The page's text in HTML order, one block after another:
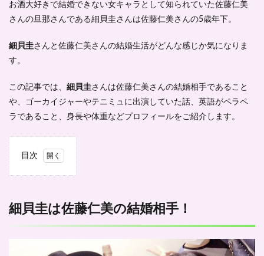
お酒大好きで結婚できない女キャラとして知られていた佐藤仁美
さんの旦那さんである細貝圭さんは佐藤仁美さんの5歳年下。
細貝圭さんと佐藤仁美さんの結婚生活がどんな感じか気になりま
す。
この記事では、 細貝圭さんは佐藤仁美さんの結婚相手であること
や、ゴーカイジャーやテニミュに出演していた話、英語がペラペ
ラであること、身長や体重などプロフィールをご紹介します。
目次
佐藤
仁美
細貝圭は佐藤仁美の結婚相手！